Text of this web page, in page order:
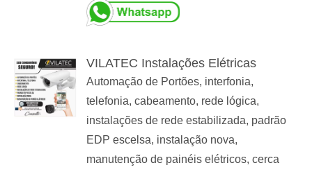
VILATEC Instalações Elétricas
Automação de Portões, interfonia,
telefonia, cabeamento, rede lógica,
instalações de rede estabilizada, padrão
EDP escelsa, instalação nova,
manutenção de painéis elétricos, cerca